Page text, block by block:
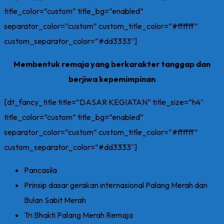
title_color=”custom” title_bg=”enabled”
separator_color=”custom” custom_title_color=”#ffffff”
custom_separator_color=”#dd3333″]
Membentuk remaja yang berkarakter tanggap dan
berjiwa kepemimpinan
[dt_fancy_title title=”DASAR KEGIATAN” title_size=”h4″
title_color=”custom” title_bg=”enabled”
separator_color=”custom” custom_title_color=”#ffffff”
custom_separator_color=”#dd3333″]
Pancasila
Prinsip dasar gerakan internasional Palang Merah dan
Bulan Sabit Merah
Tri Bhakti Palang Merah Remaja